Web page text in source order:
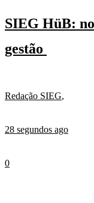
SIEG HüB:
gestão
Redação SIEG,
28 segundos ago
0